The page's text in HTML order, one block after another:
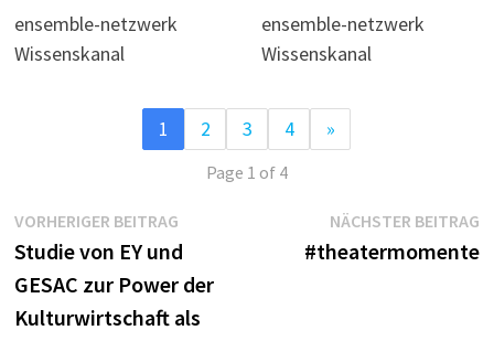
ensemble-netzwerk
Wissenskanal
ensemble-netzwerk
Wissenskanal
1 2 3 4 »
Page 1 of 4
Beitragsnavigation
VORHERIGER BEITRAG
Beitrag:
Studie von EY und
GESAC zur Power der
Kulturwirtschaft als
NÄCHSTER BEITRAG
#theatermomente